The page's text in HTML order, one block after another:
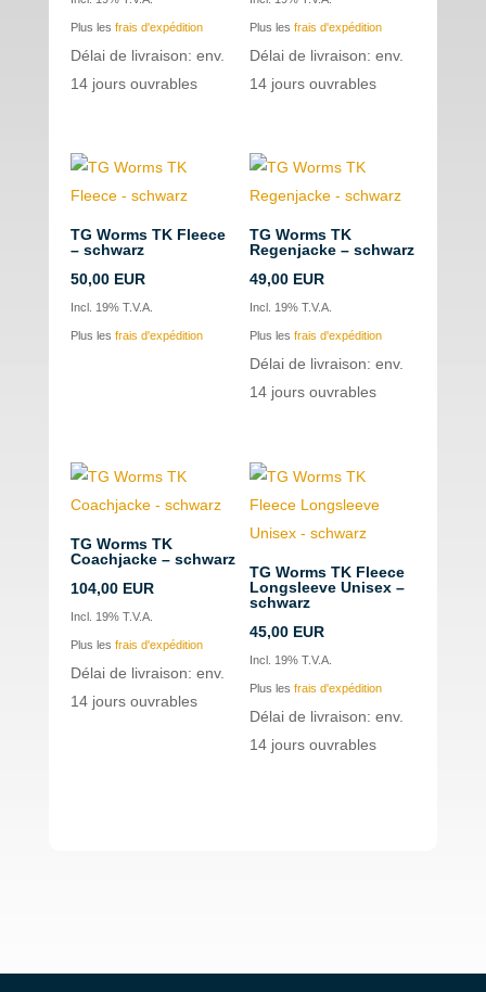
Plus les frais d'expédition
Délai de livraison: env.
14 jours ouvrables
Plus lesfrais d'expédition
Délai de livraison: env.
14 jours ouvrables
TG Worms TK Fleece
– schwarz
50,00EUR
Incl. 19% T.V.A.
Plus les frais d'expédition
TG Worms TK
Regenjacke – schwarz
49,00 EUR
Incl. 19% T.V.A.
Plus lesfrais d'expédition
Délai de livraison: env.
14 jours ouvrables
TG Worms TK
Coachjacke – schwarz
104,00EUR
Incl. 19% T.V.A.
Plus les frais d'expédition
Délai de livraison: env.
14 jours ouvrables
TG Worms TK Fleece
Longsleeve Unisex –
schwarz
45,00 EUR
Incl. 19% T.V.A.
Plus lesfrais d'expédition
Délai de livraison: env.
14 jours ouvrables